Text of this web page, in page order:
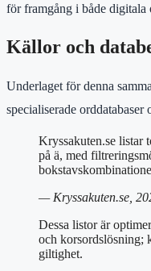
för framgång i både digitala
Källor och
Underlaget för denna
specialiserade orddatabaser
Kryssakuten.se listar
på ä, med
— Kryssakuten.se,
Dessa listor är
och korsordslösning;
giltighet.